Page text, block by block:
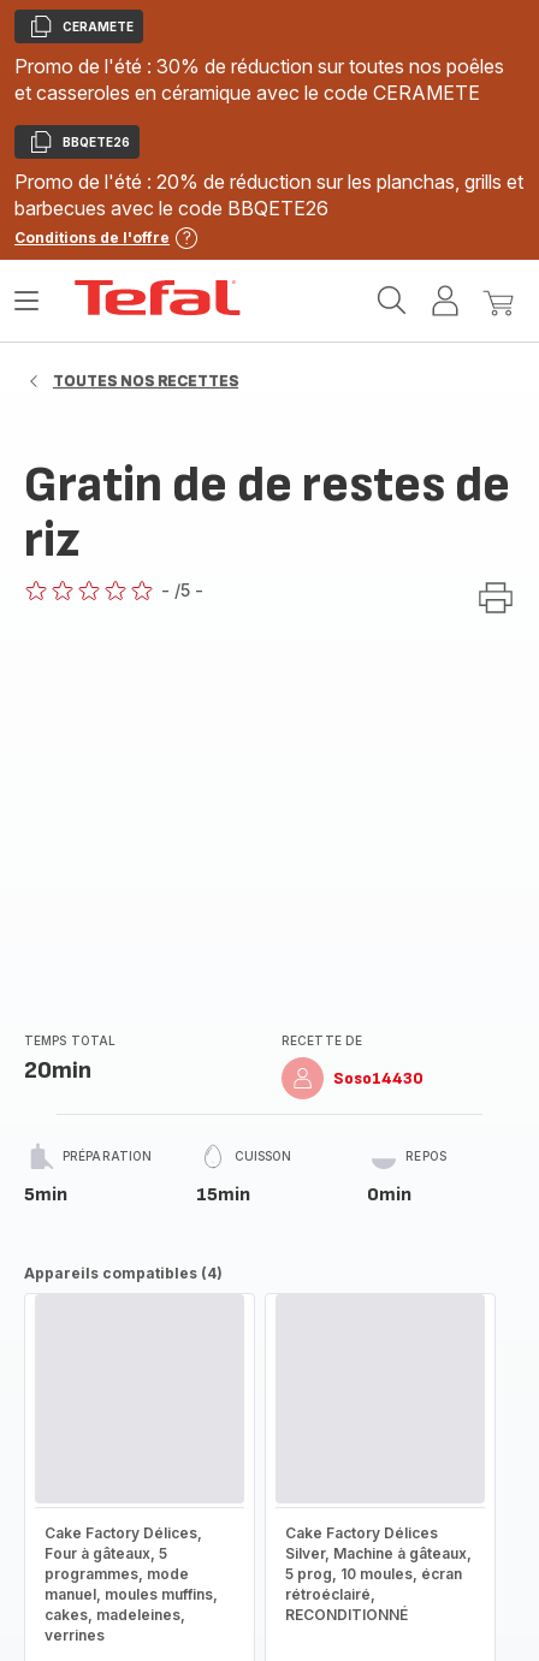
Copier
CERAMETE
Promo de l'été : 30% de réduction sur toutes nos poêles
et casseroles en céramique avec le code CERAMETE
Copier
BBQETE26
Promo de l'été : 20% de réduction sur les planchas, grills et
barbecues avec le code BBQETE26
Conditions de l'offre
MonMon
Ouvrir
TOUTES NOS RECETTES
Gratin de de restes de
riz
- /5 -
TEMPS TOTAL
20min
RECETTE DE
Soso14430
PRÉPARATION
5min
CUISSON
15min
REPOS
0min
Appareils compatibles (4)
Cake Factory Délices,
Four à gâteaux, 5
programmes, mode
manuel, moules muffins,
cakes, madeleines,
verrines
Cake Factory Délices
Silver, Machine à gâteaux,
5 prog, 10 moules, écran
rétroéclairé,
RECONDITIONNÉ